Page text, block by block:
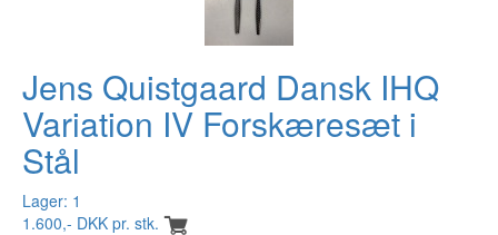
Jens Quistgaard Dansk IHQ
Variation IV Forskæresæt i
Stål
Lager: 1
1.600,- DKK pr. stk.